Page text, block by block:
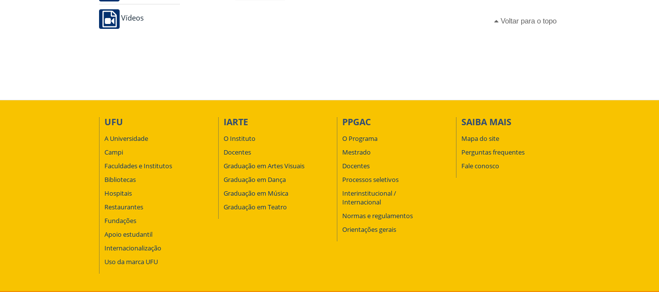
Vídeos Voltar para o topo
UFU
A Universidade
Campi
Faculdades e Institutos
Bibliotecas
Hospitais
Restaurantes
Fundações
Apoio estudantil
Internacionalização
Uso da marca UFU
IARTE
O Instituto
Docentes
Graduação em Artes Visuais
Graduação em Dança
Graduação em Música
Graduação em Teatro
PPGAC
O Programa
Mestrado
Docentes
Processos seletivos
Interinstitucional /
Internacional
Normas e regulamentos
Orientações gerais
SAIBA MAIS
Mapa do site
Perguntas frequentes
Fale conosco